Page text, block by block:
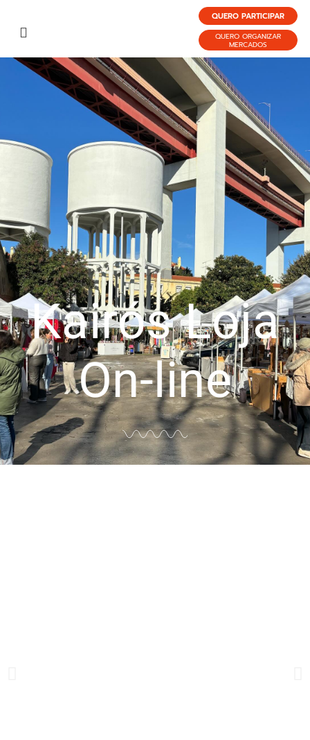
QUERO PARTICIPAR
QUERO ORGANIZAR
MERCADOS
Kairós Loja
On-line